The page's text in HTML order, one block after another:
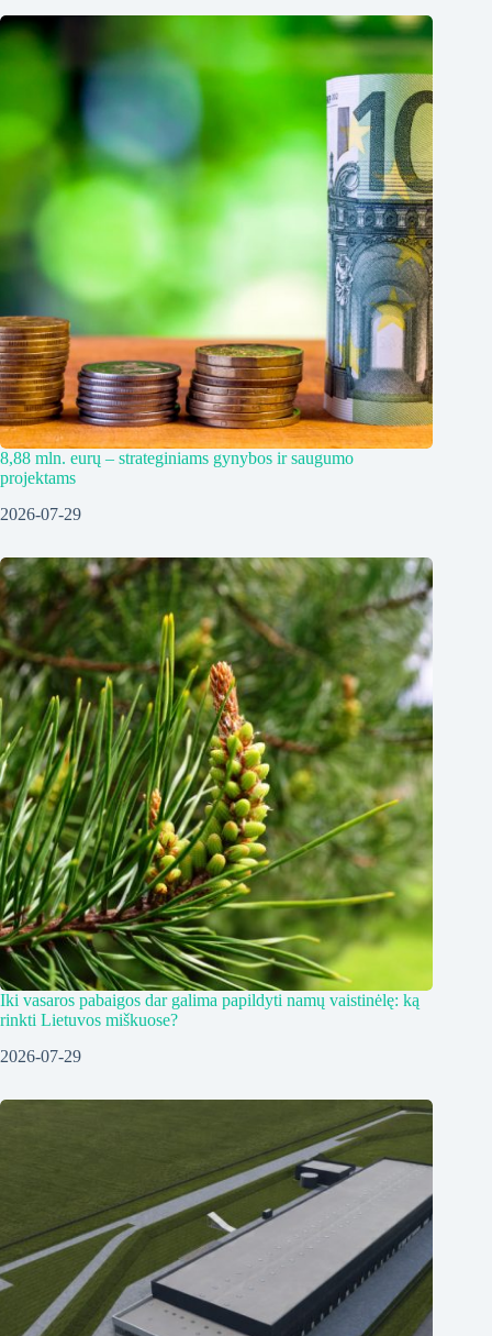
8,88 mln. eurų – strateginiams gynybos ir saugumo
projektams
2026-07-29
Iki vasaros pabaigos dar galima papildyti namų vaistinėlę: ką
rinkti Lietuvos miškuose?
2026-07-29